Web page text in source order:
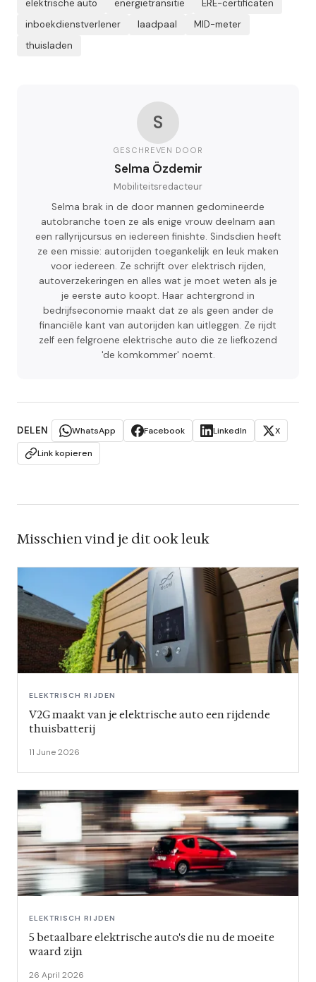
elektrische auto energietransitie
ERE-certificaten
inboekdienstverlener
laadpaal
MID-meter
thuisladen
S
GESCHREVEN DOOR
Selma Özdemir
Mobiliteitsredacteur
Selma brak in de door mannen gedomineerde
autobranche toen ze als enige vrouw deelnam aan
een rallyrijcursus en iedereen finishte. Sindsdien heeft
ze een missie: autorijden toegankelijk en leuk maken
voor iedereen. Ze schrijft over elektrisch rijden,
autoverzekeringen en alles wat je moet weten als je
je eerste auto koopt. Haar achtergrond in
bedrijfseconomie maakt dat ze als geen ander de
financiële kant van autorijden kan uitleggen. Ze rijdt
zelf een felgroene elektrische auto die ze liefkozend
'de komkommer' noemt.
DELEN WhatsApp Facebook LinkedIn
X
Link kopieren
Misschien vind je dit ook leuk
ELEKTRISCH RIJDEN
V2G maakt van je elektrische auto een rijdende
thuisbatterij
11 June 2026
ELEKTRISCH RIJDEN
5 betaalbare elektrische auto's die nu de moeite
waard zijn
26 April 2026